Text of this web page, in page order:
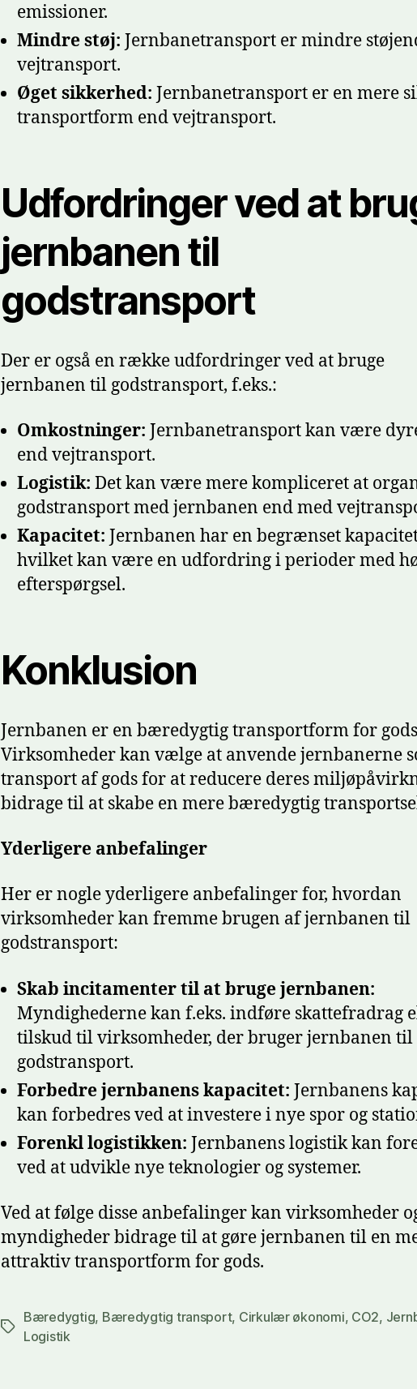
emissioner.
Mindre støj: Jernbanetransport er mindre
vejtransport.
Øget sikkerhed: Jernbanetransport er en mere
transportform end vejtransport.
Udfordringer ved at
jernbanen til
godstransport
Der er også en række udfordringer ved at bruge
jernbanen til godstransport, f.eks.:
Omkostninger: Jernbanetransport kan være
end vejtransport.
Logistik: Det kan være mere kompliceret at
godstransport med jernbanen end med
Kapacitet: Jernbanen har en begrænset
hvilket kan være en udfordring i perioder med
efterspørgsel.
Konklusion
Jernbanen er en bæredygtig transportform for
Virksomheder kan vælge at anvende jernbanerne
transport af gods for at reducere deres
bidrage til at skabe en mere bæredygtig
Yderligere anbefalinger
Her er nogle yderligere anbefalinger for, hvordan
virksomheder kan fremme brugen af jernbanen til
godstransport:
Skab incitamenter til at bruge jernbanen:
Myndighederne kan f.eks. indføre skattefradrag
tilskud til virksomheder, der bruger jernbanen til
godstransport.
Forbedre jernbanens kapacitet: Jernbanens
kan forbedres ved at investere i nye spor og
Forenkl logistikken: Jernbanens logistik kan
ved at udvikle nye teknologier og systemer.
Ved at følge disse anbefalinger kan virksomheder
myndigheder bidrage til at gøre jernbanen til en
attraktiv transportform for gods.
Tags
Bæredygtig, Bæredygtig transport, Cirkulær økonomi, CO2,
Logistik